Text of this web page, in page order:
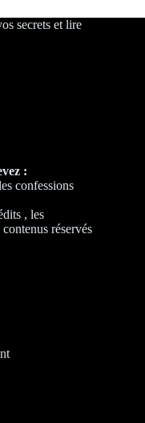
secrets et lire
:
confessions
, les
réservés